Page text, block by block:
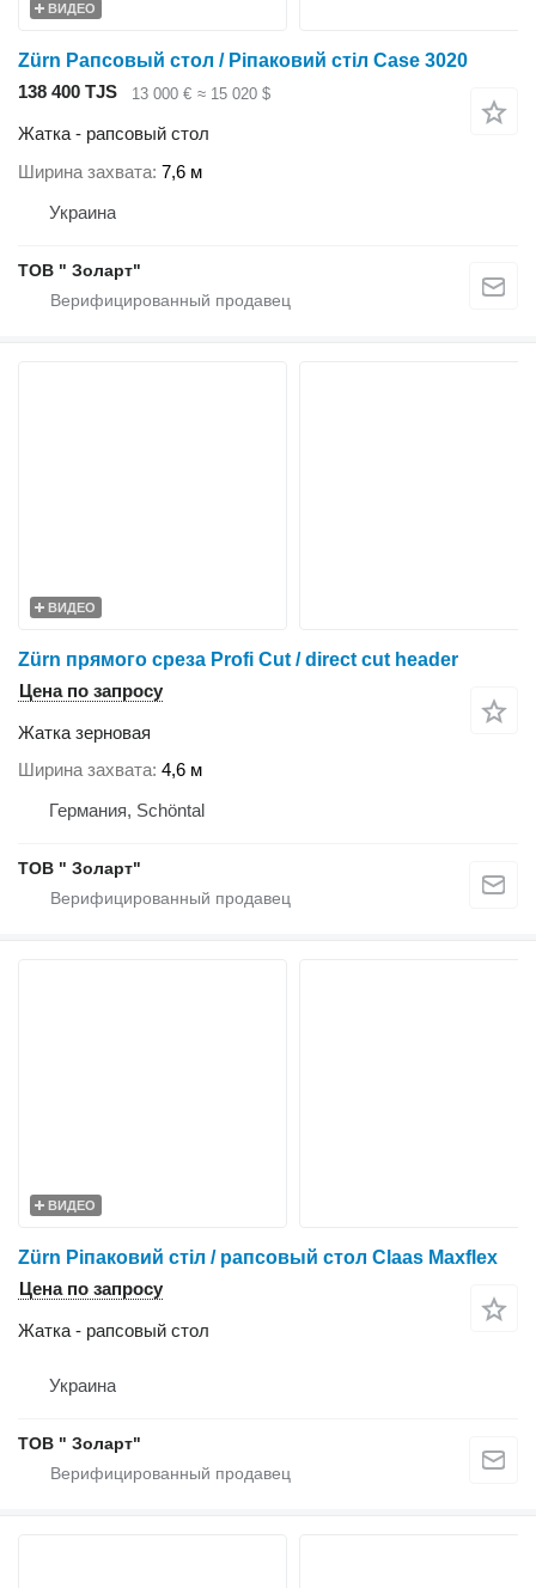
ВИДЕО
Zürn Рапсовый стол / Ріпаковий стіл Case 3020
138 400 TJS
13 000 € ≈ 15 020 $
Жатка - рапсовый стол
Ширина захвата 7,6 м
Украина
ТОВ " Золарт"
ВИДЕО
Zürn прямого среза Profi Cut / direct cut header
Цена по запросу
Жатка зерновая
Ширина захвата 4,6 м
Германия, Schöntal
ТОВ " Золарт"
ВИДЕО
Zürn Ріпаковий стіл / рапсовый стол Claas Maxflex
Цена по запросу
Жатка - рапсовый стол
Украина
ТОВ " Золарт"